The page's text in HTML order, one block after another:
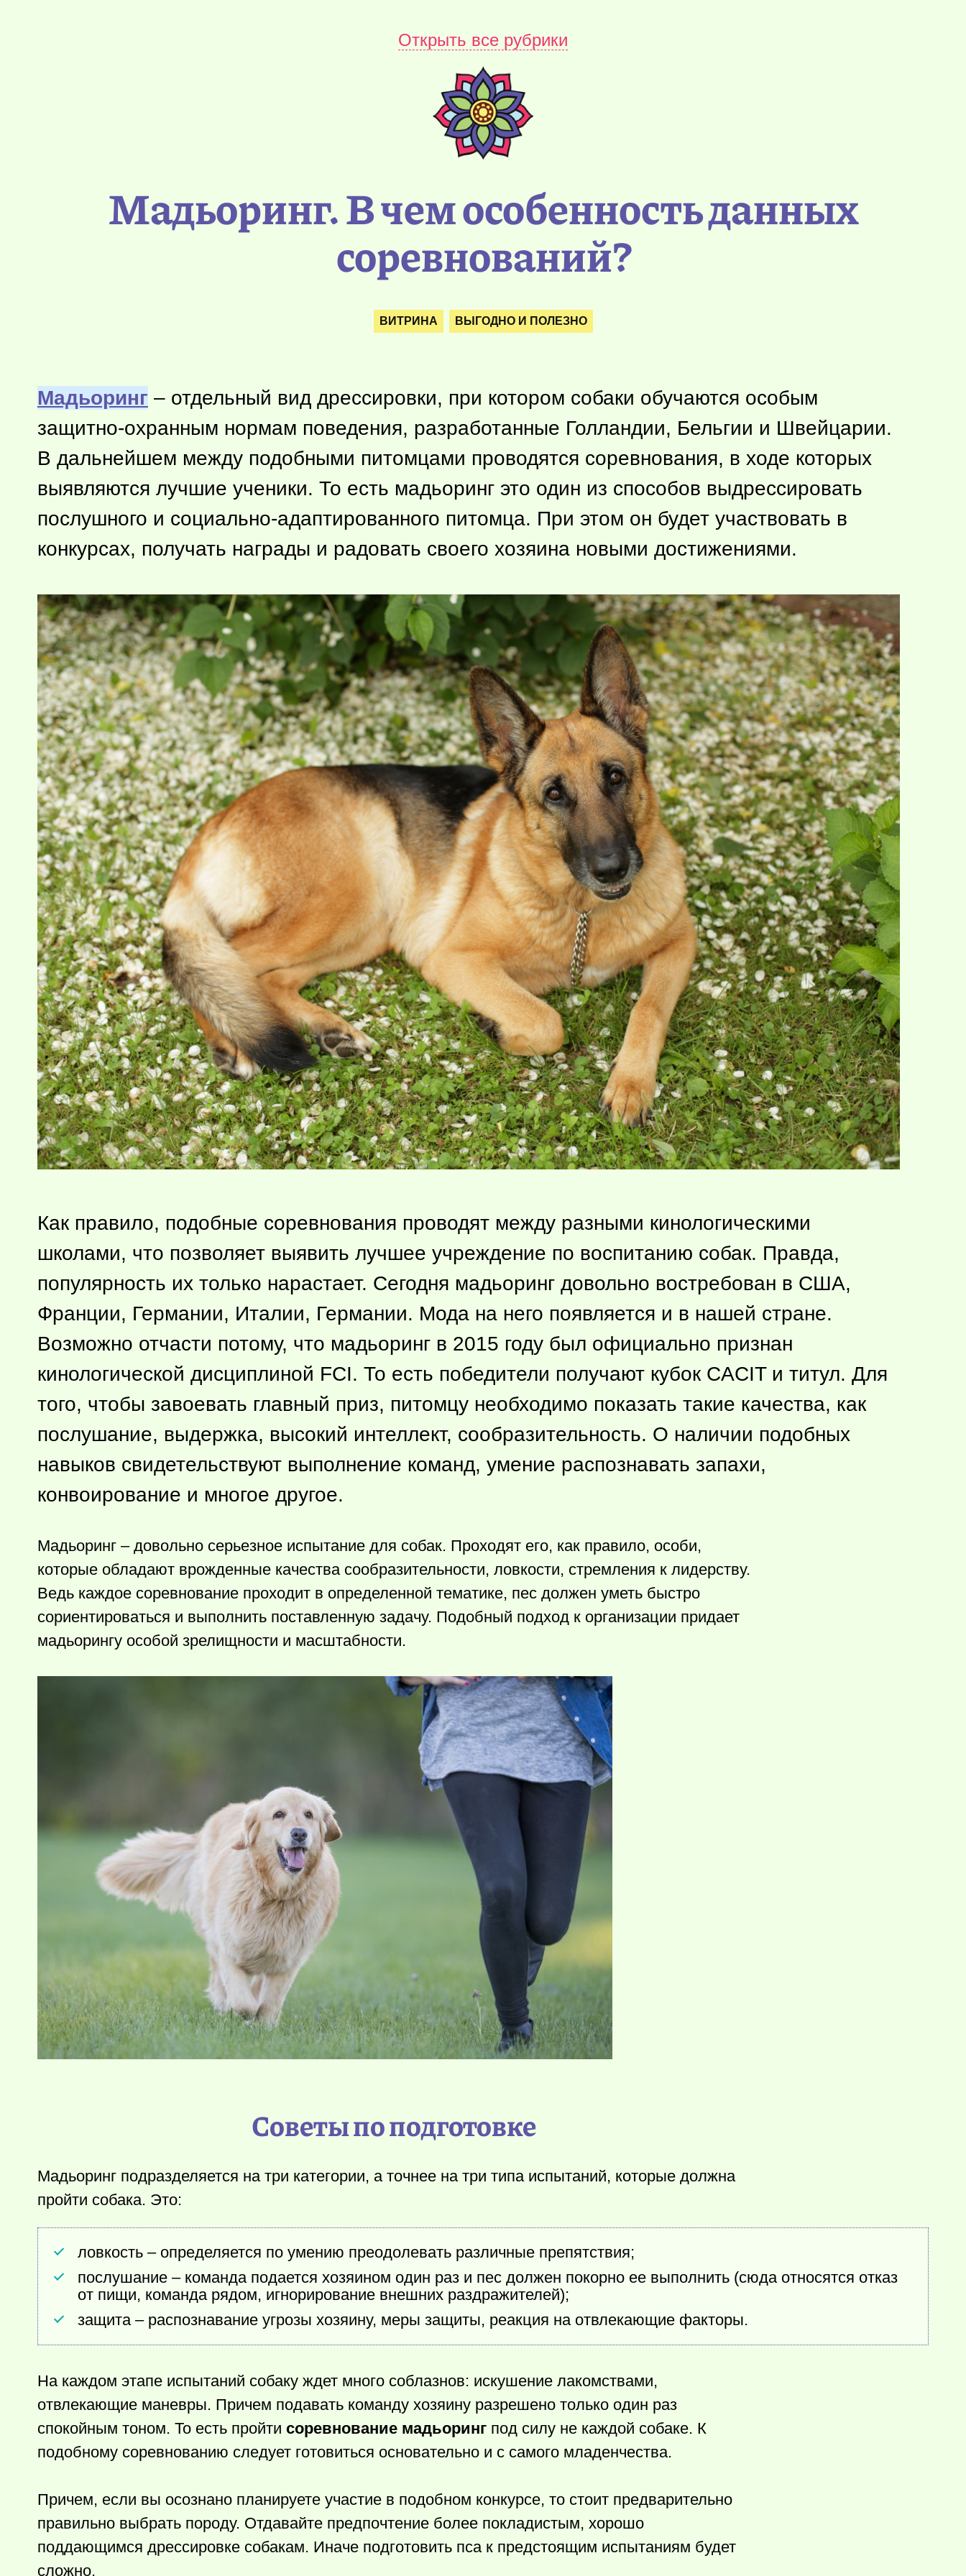
Открыть все рубрики
Мадьоринг. В чем особенность данных
соревнований?
ВИТРИНА ВЫГОДНО И ПОЛЕЗНО
Мадьоринг – отдельный вид дрессировки, при котором собаки обучаются особым
защитно-охранным нормам поведения, разработанные Голландии, Бельгии и Швейцарии.
В дальнейшем между подобными питомцами проводятся соревнования, в ходе которых
выявляются лучшие ученики. То есть мадьоринг это один из способов выдрессировать
послушного и социально-адаптированного питомца. При этом он будет участвовать в
конкурсах, получать награды и радовать своего хозяина новыми достижениями.
Как правило, подобные соревнования проводят между разными кинологическими
школами, что позволяет выявить лучшее учреждение по воспитанию собак. Правда,
популярность их только нарастает. Сегодня мадьоринг довольно востребован в США,
Франции, Германии, Италии, Германии. Мода на него появляется и в нашей стране.
Возможно отчасти потому, что мадьоринг в 2015 году был официально признан
кинологической дисциплиной FCI. То есть победители получают кубок CACIT и титул. Для
того, чтобы завоевать главный приз, питомцу необходимо показать такие качества, как
послушание, выдержка, высокий интеллект, сообразительность. О наличии подобных
навыков свидетельствуют выполнение команд, умение распознавать запахи,
конвоирование и многое другое.
Мадьоринг – довольно серьезное испытание для собак. Проходят его, как правило, особи,
которые обладают врожденные качества сообразительности, ловкости, стремления к лидерству.
Ведь каждое соревнование проходит в определенной тематике, пес должен уметь быстро
сориентироваться и выполнить поставленную задачу. Подобный подход к организации придает
мадьорингу особой зрелищности и масштабности.
Советы по подготовке
Мадьоринг подразделяется на три категории, а точнее на три типа испытаний, которые должна
пройти собака. Это:
ловкость – определяется по умению преодолевать различные препятствия;
послушание – команда подается хозяином один раз и пес должен покорно ее выполнить (сюда относятся отказ
от пищи, команда рядом, игнорирование внешних раздражителей);
защита – распознавание угрозы хозяину, меры защиты, реакция на отвлекающие факторы.
На каждом этапе испытаний собаку ждет много соблазнов: искушение лакомствами,
отвлекающие маневры. Причем подавать команду хозяину разрешено только один раз
спокойным тоном. То есть пройти соревнование мадьоринг под силу не каждой собаке. К
подобному соревнованию следует готовиться основательно и с самого младенчества.
Причем, если вы осознано планируете участие в подобном конкурсе, то стоит предварительно
правильно выбрать породу. Отдавайте предпочтение более покладистым, хорошо
поддающимся дрессировке собакам. Иначе подготовить пса к предстоящим испытаниям будет
сложно.